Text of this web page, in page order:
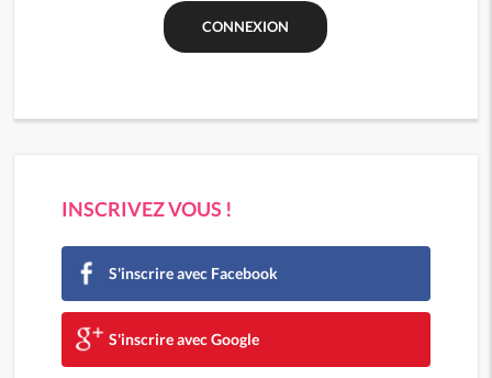
INSCRIVEZ VOUS !
S'inscrire avec Facebook
S'inscrire avec Google